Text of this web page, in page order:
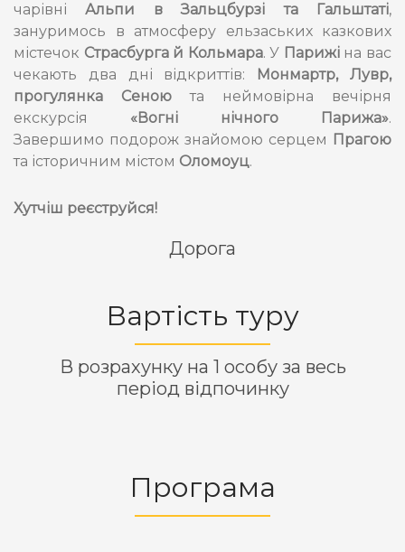
чарівніАльпи в Зальцбурзі та Гальштаті,
зануримось в атмосферу ельзаських казкових
містечок Страсбурга й Кольмара. У Парижі на вас
чекають два дні відкриттів: Монмартр, Лувр,
прогулянка Сеною та неймовірна вечірня
екскурсія «Вогні нічного Парижа».
Завершимо подорож знайомою серцем Прагою
та історичним містом Оломоуц.
Хутчіш реєструйся!
Дорога
Вартість туру
В розрахунку на 1 особу за весь
період відпочинку
Програма